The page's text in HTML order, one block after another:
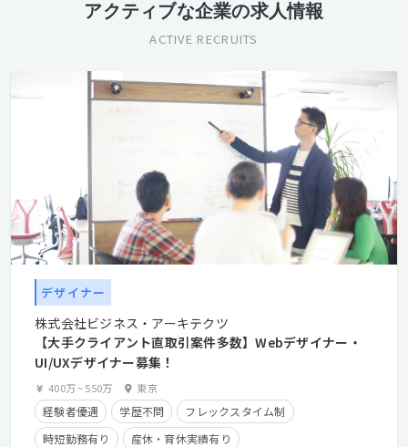
アクティブな企業の求人情報
ACTIVE RECRUITS
デザイナー
株式会社ビジネス・アーキテクツ
【大手クライアント直取引案件多数】Webデザイナー・
UI/UXデザイナー募集！
400万~550万 東京
経験者優遇 学歴不問
フレックスタイム制
時短勤務有り
産休・育休実績有り